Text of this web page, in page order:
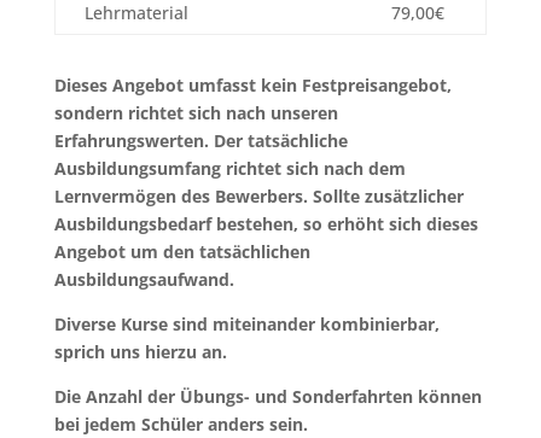
Lehrmaterial 79,00€
Dieses Angebot umfasst kein Festpreisangebot,
sondern richtet sich nach unseren
Erfahrungswerten. Der tatsächliche
Ausbildungsumfang richtet sich nach dem
Lernvermögen des Bewerbers. Sollte zusätzlicher
Ausbildungsbedarf bestehen, so erhöht sich dieses
Angebot um den tatsächlichen
Ausbildungsaufwand.
Diverse Kurse sind miteinander kombinierbar,
sprich uns hierzu an.
Die Anzahl der Übungs- und Sonderfahrten können
bei jedem Schüler anders sein.